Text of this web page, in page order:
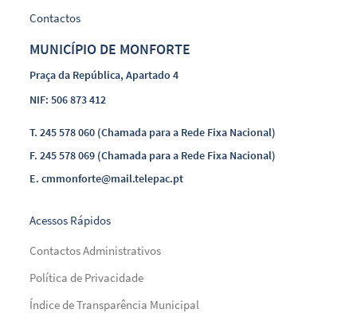
Contactos
MUNICÍPIO DE MONFORTE
Praça da República, Apartado 4
NIF: 506 873 412
T.245 578 060 (Chamada para a Rede Fixa Nacional)
F.245 578 069 (Chamada para a Rede Fixa Nacional)
E.cmmonforte@mail.telepac.pt
Acessos Rápidos
Contactos Administrativos
Política de Privacidade
Índice de Transparência Municipal